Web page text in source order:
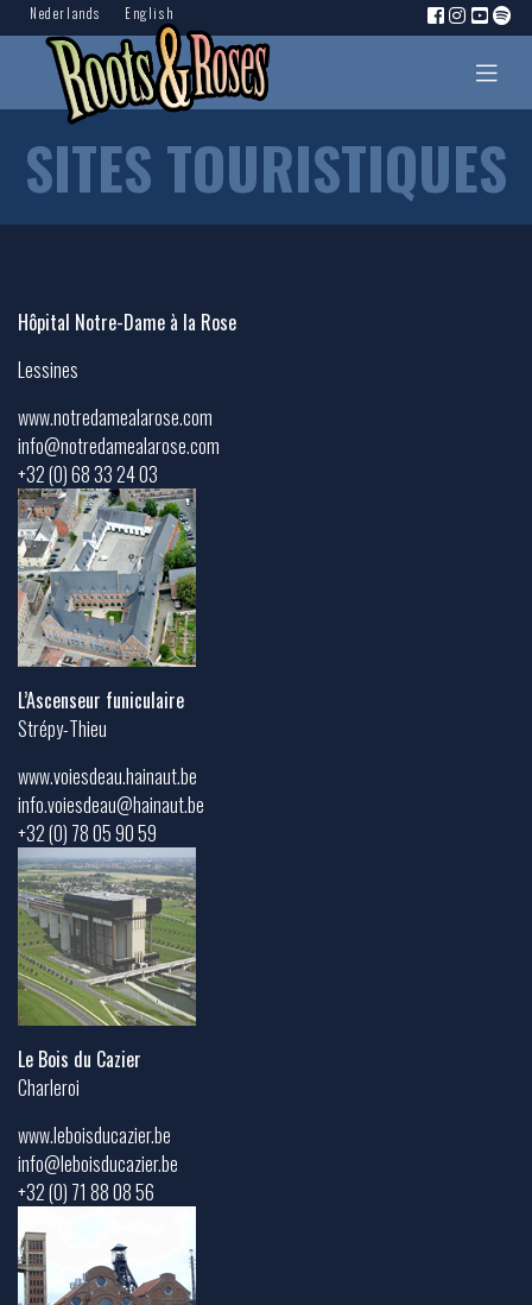
Nederlands English
SITES TOURISTIQUES
Hôpital Notre-Dame à la Rose
Lessines
www.notredamealarose.com
info@notredamealarose.com
+32 (0)68 33 24 03
L’Ascenseur funiculaire
Strépy-Thieu
www.voiesdeau.hainaut.be
info.voiesdeau@hainaut.be
+32 (0) 78 05 90 59
Le Bois du Cazier
Charleroi
www.leboisducazier.be
info@leboisducazier.be
+32 (0) 71 88 08 56